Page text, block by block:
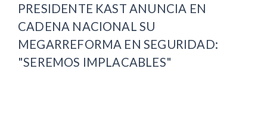
PRESIDENTE KAST ANUNCIA EN
CADENA NACIONAL SU
MEGARREFORMA EN SEGURIDAD:
"SEREMOS IMPLACABLES"